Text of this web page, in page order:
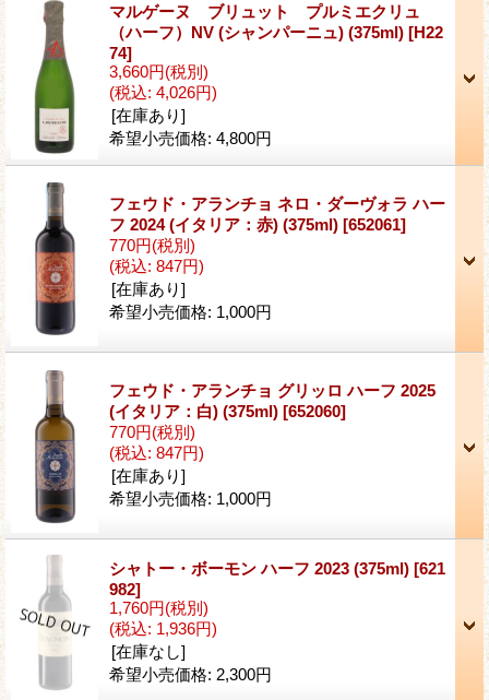
マルゲーヌ ブリュット プルミエクリュ
（ハーフ）NV (シャンパーニュ) (375ml) [H22
74]
3,660円(税別)
(税込: 4,026円)
[在庫あり]
希望小売価格: 4,800円
フェウド・アランチョ ネロ・ダーヴォラ ハー
フ 2024 (イタリア：赤) (375ml) [652061]
770円(税別)
(税込: 847円)
[在庫あり]
希望小売価格: 1,000円
フェウド・アランチョ グリッロ ハーフ 2025
(イタリア：白) (375ml) [652060]
770円(税別)
(税込: 847円)
[在庫あり]
希望小売価格: 1,000円
シャトー・ボーモン ハーフ 2023 (375ml) [621
982]
1,760円(税別)
(税込: 1,936円)
[在庫なし]
希望小売価格: 2,300円